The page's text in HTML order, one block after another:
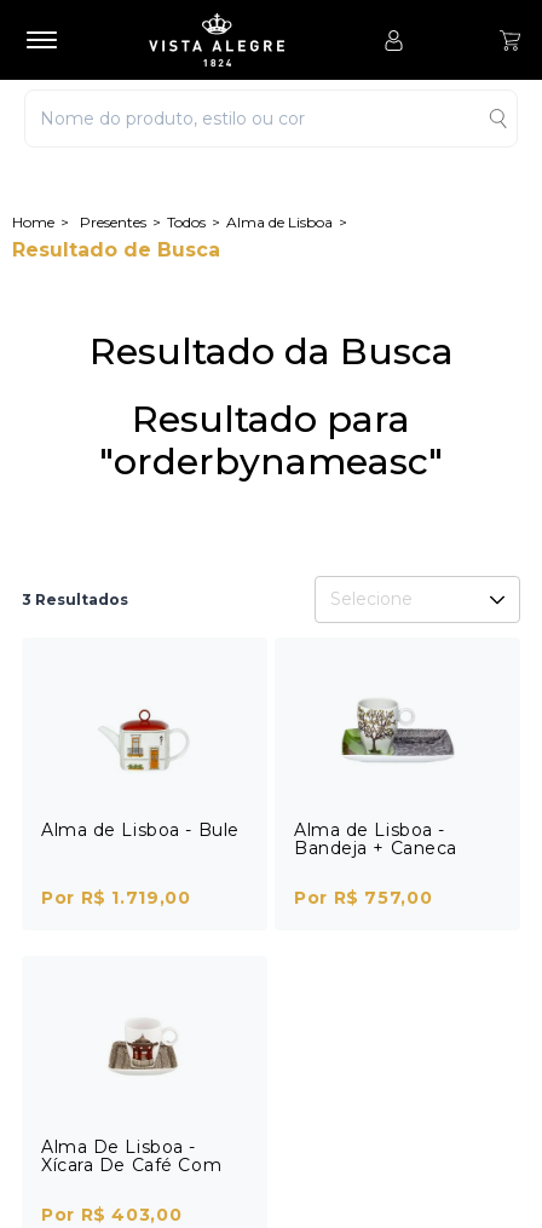
Presentes Todos Alma de Lisboa
Resultado de Busca
Resultado da Busca
Resultado para
"orderbynameasc"
3 Resultados Selecione
Alma de Lisboa - Bule
Por R$ 1.719,00
Alma de Lisboa -
Bandeja + Caneca
Por R$ 757,00
Alma De Lisboa -
Xícara De Café Com
Por R$ 403,00